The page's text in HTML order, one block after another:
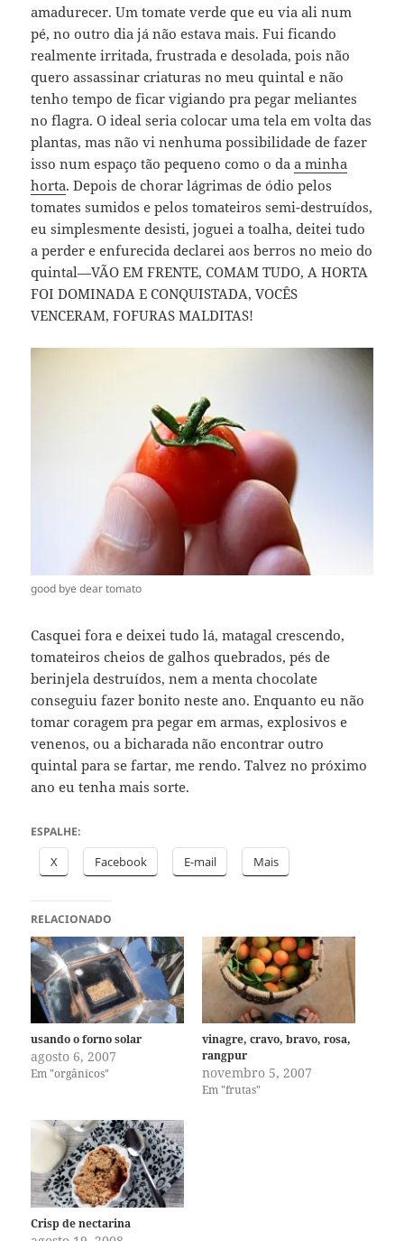
amadurecer. Um tomate verde que eu via ali num
pé, no outro dia já não estava mais. Fui ficando
realmente irritada, frustrada e desolada, pois não
quero assassinar criaturas no meu quintal e não
tenho tempo de ficar vigiando pra pegar meliantes
no flagra. O ideal seria colocar uma tela em volta das
plantas, mas não vi nenhuma possibilidade de fazer
isso num espaço tão pequeno como o daa minha
horta. Depois de chorar lágrimas de ódio pelos
tomates sumidos e pelos tomateiros semi-destruídos,
eu simplesmente desisti, joguei a toalha, deitei tudo
a perder e enfurecida declarei aos berros no meio do
quintal—VÃO EM FRENTE, COMAM TUDO, A HORTA
FOI DOMINADA E CONQUISTADA, VOCÊS
VENCERAM, FOFURAS MALDITAS!
good bye dear tomato
Casquei fora e deixei tudo lá, matagal crescendo,
tomateiros cheios de galhos quebrados, pés de
berinjela destruídos, nem a menta chocolate
conseguiu fazer bonito neste ano. Enquanto eu não
tomar coragem pra pegar em armas, explosivos e
venenos, ou a bicharada não encontrar outro
quintal para se fartar, me rendo. Talvez no próximo
ano eu tenha mais sorte.
ESPALHE:
X Facebook E-mail Mais
RELACIONADO
usando o forno solar
agosto 6, 2007
Em "orgânicos"
vinagre, cravo, bravo, rosa,
rangpur
novembro 5, 2007
Em "frutas"
Crisp de nectarina